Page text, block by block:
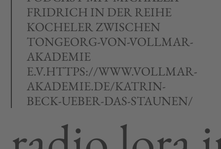
FRIDRICH IN DER REIHE
KOCHELER ZWISCHEN
TONGEORG-VON-VOLLMAR-
AKADEMIE
E.V.HTTPS://WWW.VOLLMAR-
AKADEMIE.DE/KATRIN-
BECK-UEBER-DAS-STAUNEN/